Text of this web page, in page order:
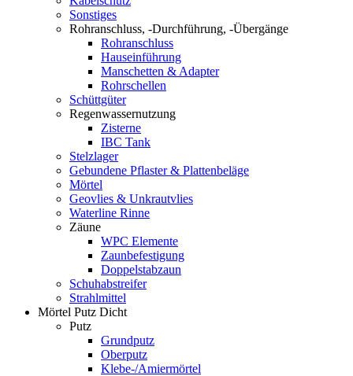
Sonstiges
Rohranschluss, -Durchführung, -Übergänge
Rohranschluss
Hauseinführung
Manschetten & Adapter
Rohrschellen
Schüttgüter
Regenwassernutzung
Zisterne
IBC Tank
Stelzlager
Gebundene Pflaster & Plattenbeläge
Mörtel
Geovlies & Unkrautvlies
Waterline Rinne
Zäune
WPC Elemente
Zaunbefestigung
Doppelstabzaun
Schuhabstreifer
Strahlmittel
Mörtel Putz Dicht
Putz
Grundputz
Oberputz
Klebe-/Amiermörtel